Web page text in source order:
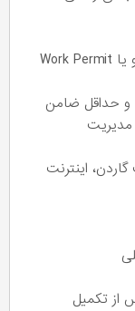
• تسهیل دریافت اقامت Blue Card آلمان و یا Work Permit
و حداقل ضامن
مدیریت
اینترنت
از تکمیل